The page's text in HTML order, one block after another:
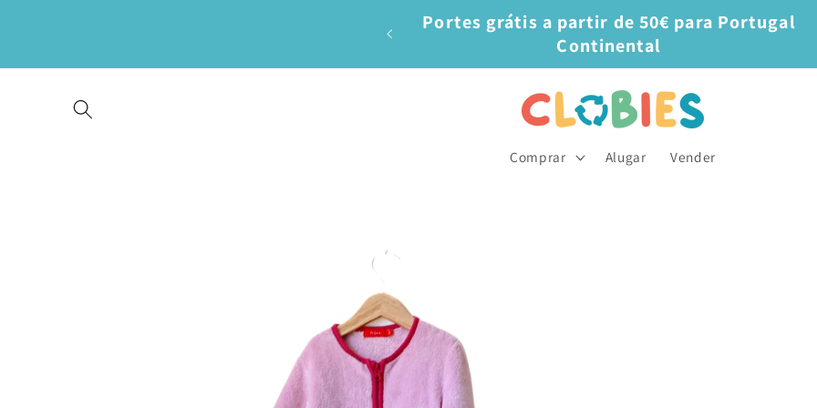
Portes grátis a partir de 50€ para Portugal
Continental
Comprar Alugar Vender